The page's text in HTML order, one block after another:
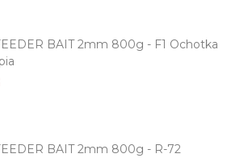
BAIT 2mm 800g - F1 Ochotka
BAIT 2mm 800g - R-72